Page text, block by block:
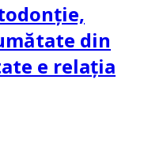
din
e relația